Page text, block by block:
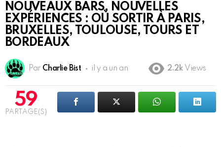
NOUVEAUX BARS, NOUVELLES
EXPÉRIENCES : OÙ SORTIR À PARIS,
BRUXELLES, TOULOUSE, TOURS ET
BORDEAUX
Par Charlie Bist il y a un an 2.2k Views
59
PARTAGE(S)